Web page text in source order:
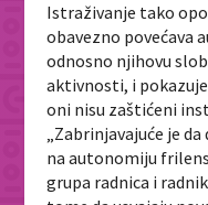
Istraživanje tako
obavezno povećava
odnosno njihovu
aktivnosti, i
oni nisu zaštićeni
„Zabrinjavajuće je
na autonomiju
grupa radnica i